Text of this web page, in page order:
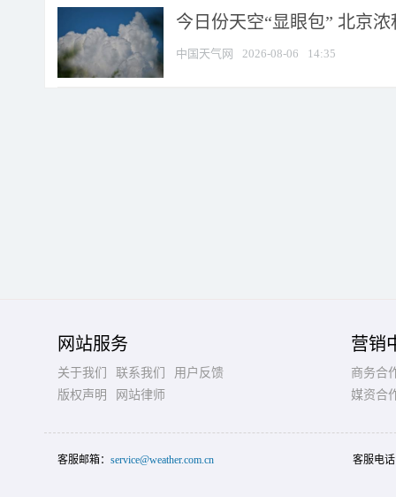
今日份天空“显眼包” 北京
中国天气网 2026-08-06 14:35
网站服务
关于我们 联系我们
用户反馈
版权声明
网站律师
营销
商务合
媒资合
客服邮箱： service@weather.com.cn 客服电